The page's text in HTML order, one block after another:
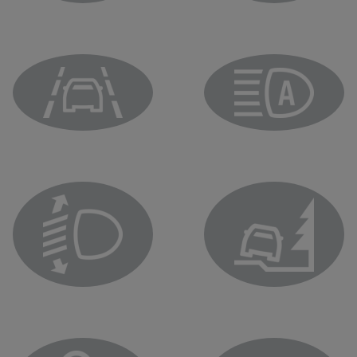
ضوء مؤشر مصابيح الضوء العالي الأساسية الأوتوماتيكية
ضوء تحذير النظام
مصباح تحذير التحكم في الجر ضوء التحذير الخاص